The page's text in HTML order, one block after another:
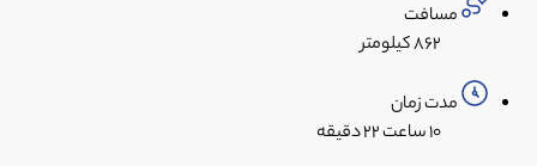
مسافت
۸۶۲ کیلومتر
مدت زمان
۱۰ ساعت
۲۲ دقیقه